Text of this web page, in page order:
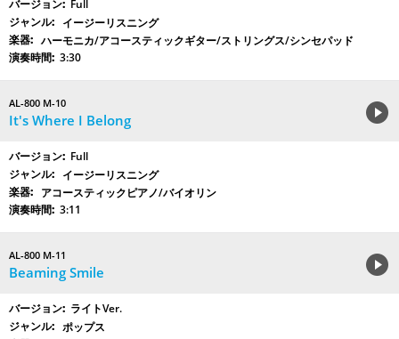
Full
イージーリスニング
ハーモニカ/アコースティックギター/ストリングス/シンセパッド
3:30
AL-800 M-10
It's Where I Belong
Full
イージーリスニング
アコースティックピアノ/バイオリン
3:11
AL-800 M-11
Beaming Smile
ライトVer.
ポップス